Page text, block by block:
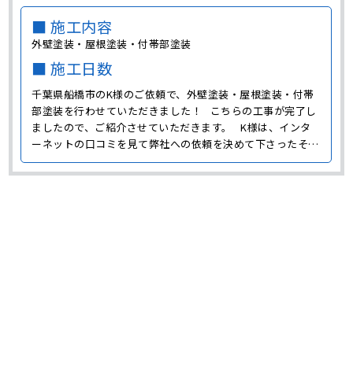
■ 施工内容
外壁塗装・屋根塗装・付帯部塗装
■ 施工日数
千葉県船橋市のK様のご依頼で、外壁塗装・屋根塗装・付帯
部塗装を行わせていただきました！ こちらの工事が完了し
ましたので、ご紹介させていただきます。 K様は、インタ
ーネットの口コミを見て弊社への依頼を決めて下さったそう
です。 それでは、K様邸で行わせて頂いた工事について、
詳しく見ていきましょう。 外壁塗装 今回のK様邸では･･･